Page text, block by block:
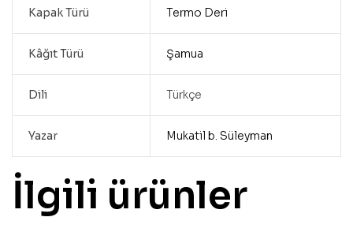
Kapak Türü Termo Deri
Kâğıt Türü Şamua
Dili Türkçe
Yazar Mukatil b. Süleyman
İlgili ürünler